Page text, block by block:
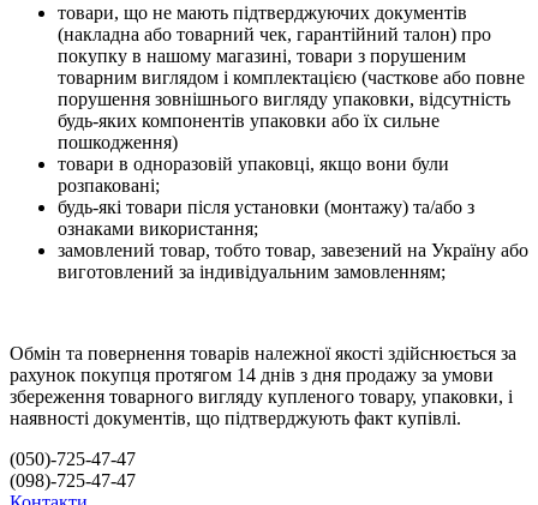
товари, що не мають підтверджуючих документів
(накладна або товарний чек, гарантійний талон) про
покупку в нашому магазині, товари з порушеним
товарним виглядом і комплектацією (часткове або повне
порушення зовнішнього вигляду упаковки, відсутність
будь-яких компонентів упаковки або їх сильне
пошкодження)
товари в одноразовій упаковці, якщо вони були
розпаковані;
будь-які товари після установки (монтажу) та/або з
ознаками використання;
замовлений товар, тобто товар, завезений на Україну або
виготовлений за індивідуальним замовленням;
Обмін та повернення товарів належної якості здійснюється за
рахунок покупця протягом 14 днів з дня продажу за умови
збереження товарного вигляду купленого товару, упаковки, і
наявності документів, що підтверджують факт купівлі.
(050)-725-47-47
(098)-725-47-47